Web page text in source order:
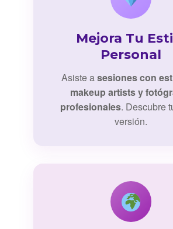
Mejora Tu
Personal
Asiste asesiones con
makeup artists y
profesionales. Descubre
versión.